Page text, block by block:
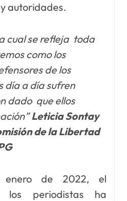
autoridades.
cual se refleja toda
como los
de los
día a día sufren
dado que ellos
Leticia Sontay
de la Libertad
enero de 2022, el
los periodistas ha